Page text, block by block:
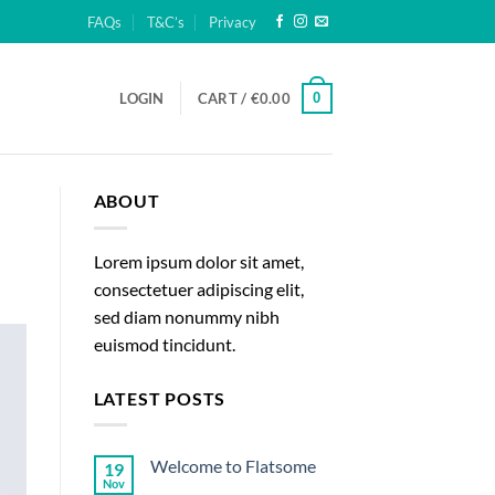
FAQs T&C’s Privacy
LOGIN CART / €0.00 0
ABOUT
Lorem ipsum dolor sit amet,
consectetuer adipiscing elit,
sed diam nonummy nibh
euismod tincidunt.
LATEST POSTS
19
Nov
Welcome to Flatsome